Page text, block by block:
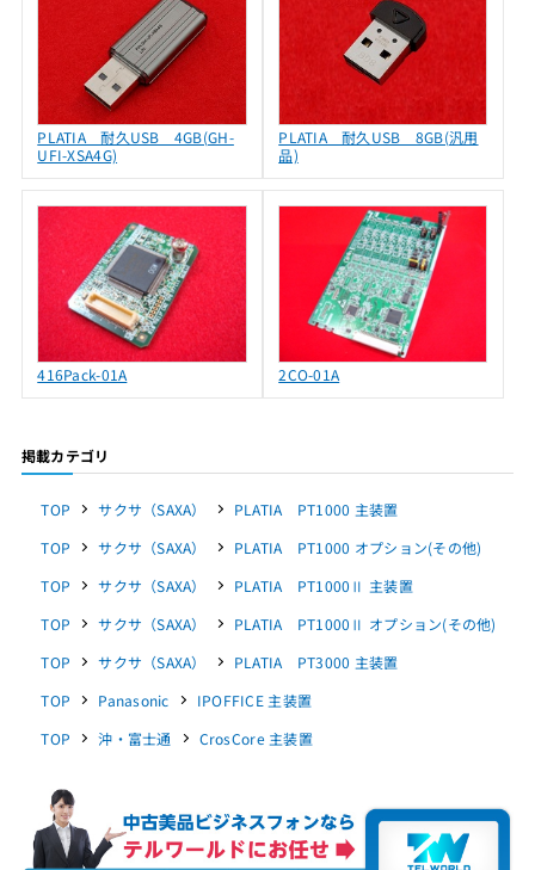
PLATIA 耐久USB 4GB(GH-
UFI-XSA4G)
PLATIA 耐久USB 8GB(汎用
品)
416Pack-01A 2CO-01A
掲載カテゴリ
TOP サクサ（SAXA）
PLATIA PT1000 主装置
TOP
サクサ（SAXA）
PLATIA PT1000 オプション(その他)
TOP
サクサ（SAXA）
PLATIA PT1000Ⅱ 主装置
TOP
サクサ（SAXA）
PLATIA PT1000Ⅱ オプション(その他)
TOP
サクサ（SAXA）
PLATIA PT3000 主装置
TOP
Panasonic
IPOFFICE 主装置
TOP
沖・富士通 CrosCore 主装置